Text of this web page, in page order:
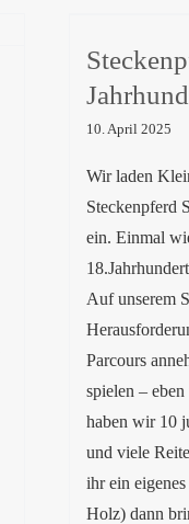
10. April 2025
Wir laden
Steckenpferd
ein. Einmal
Auf unserem
Parcours
spielen –
haben wir 10
und viele
ihr ein
Holz) dann